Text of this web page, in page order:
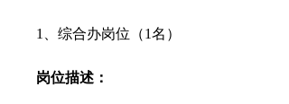
1、综合办岗位（1名）
岗位描述：